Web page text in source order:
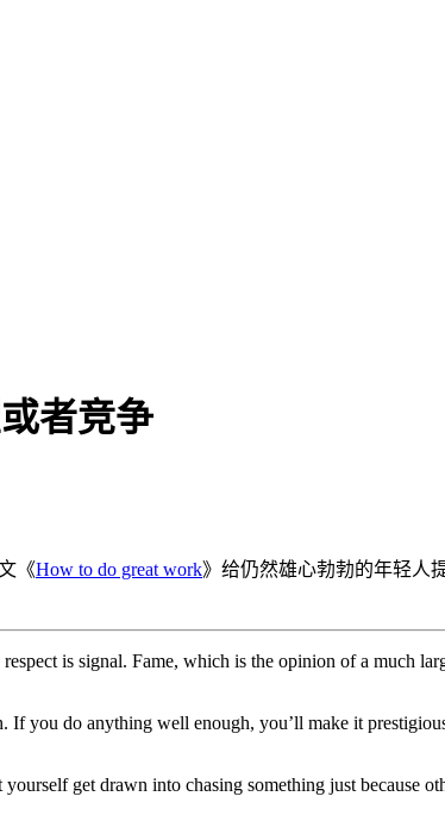
者竞争
《How to do great work》给仍然雄心勃勃的年轻人
is signal. Fame, which is the opinion of a much
you do anything well enough, you’ll make it
get drawn into chasing something just because